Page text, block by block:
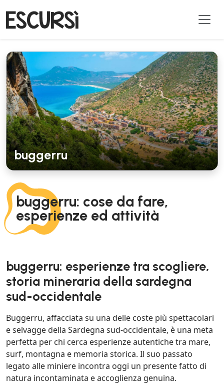
buggerru: cose da fare,
esperienze ed attività
buggerru
buggerru: esperienze tra scogliere,
storia mineraria della sardegna
sud-occidentale
Buggerru, affacciata su una delle coste più spettacolari
e selvagge della Sardegna sud-occidentale, è una meta
perfetta per chi cerca esperienze autentiche tra mare,
surf, montagna e memoria storica. Il suo passato
legato alle miniere incontra oggi un presente fatto di
natura incontaminata e accoglienza genuina.